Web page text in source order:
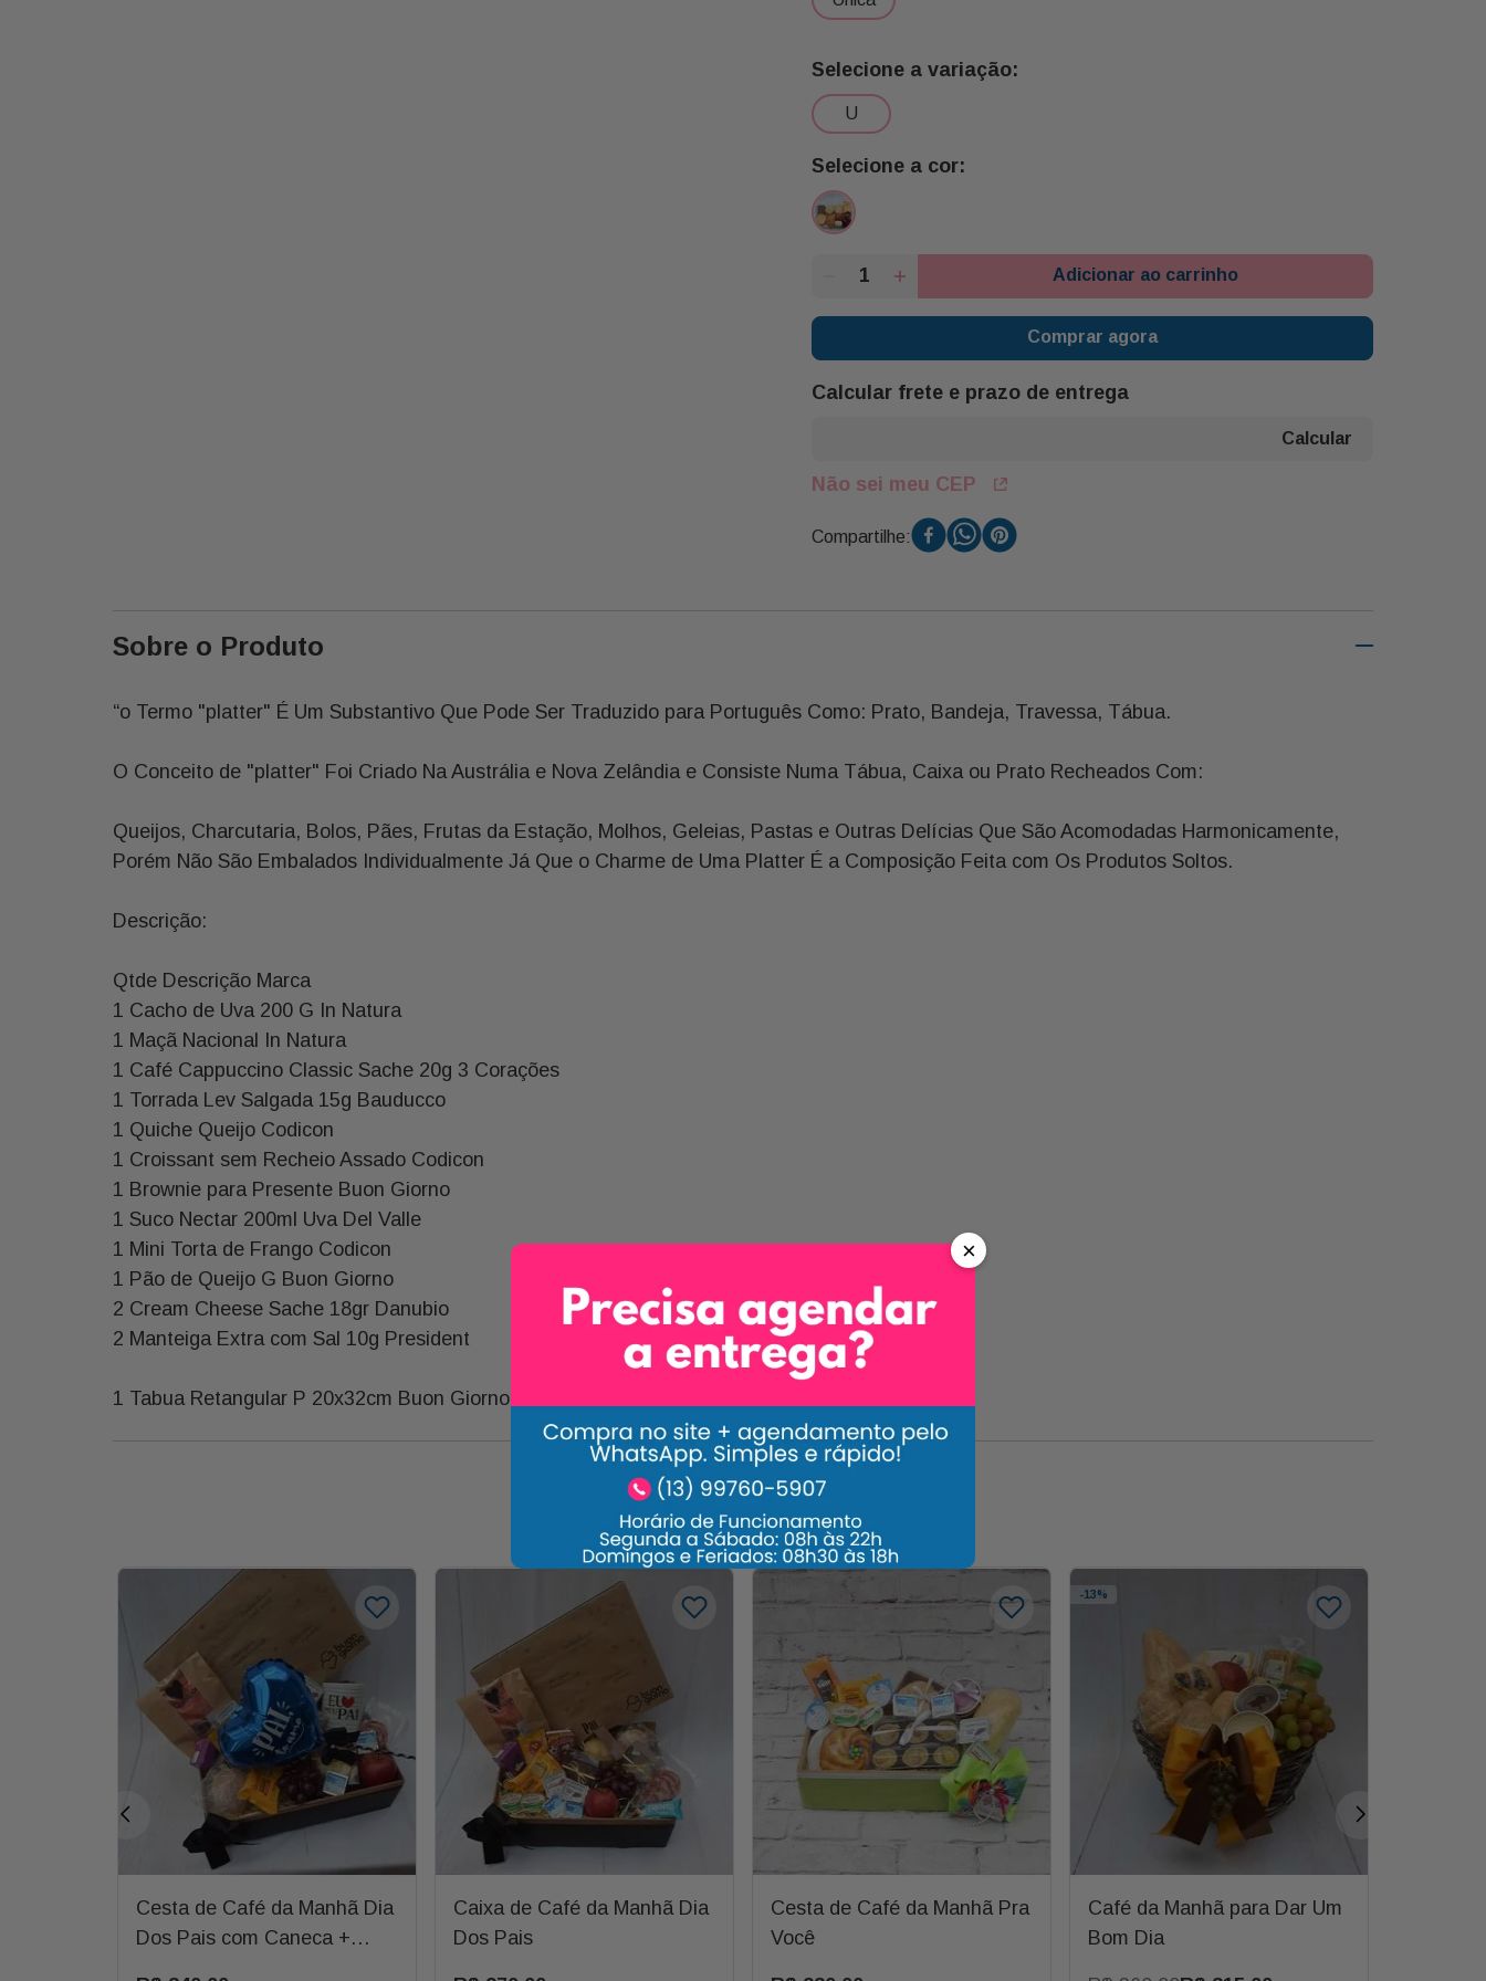
1 Croissant sem Recheio Assado Codicon
1 Suco Nectar 200ml Uva Del Valle
1 Mini Torta de Frango Codicon
1 Pão de Queijo G Buon Giorno
2 Manteiga Extra com Sal 10g President
u
Adicionar ao carrinho
Comprar agora
Calcular frete e prazo de entrega
Não sei meu CEP
Compartilhe:
Sobre o Produto
“o Termo "platter" É Um Substantivo Que Pode Ser Traduzido para Português Como: Prato, Bandeja, Travessa, Tábua.
O Conceito de "platter" Foi Criado Na Austrália e Nova Zelândia e Consiste Numa Tábua, Caixa ou Prato Recheados Com:
Queijos, Charcutaria, Bolos, Pães, Frutas da Estação, Molhos, Geleias, Pastas e Outras Delícias Que São Acomodadas Harmonicamente,
Porém Não São Embalados Individualmente Já Que o Charme de Uma Platter É a Composição Feita com Os Produtos Soltos.
Descrição:
Qtde Descrição Marca
1 Cacho de Uva 200 G In Natura
1 Maçã Nacional In Natura
1 Café Cappuccino Classic Sache 20g 3 Corações
1 Torrada Lev Salgada 15g Bauducco
1 Quiche Queijo Codicon
1 Croissant sem Recheio Assado Codicon
1 Brownie para Presente Buon Giorno
1 Suco Nectar 200ml Uva Del Valle
1 Mini Torta de Frango Codicon
1 Pão de Queijo G Buon Giorno
2 Cream Cheese Sache 18gr Danubio
2 Manteiga Extra com Sal 10g President
1 Tabua Retangular P 20x32cm Buon Giorno
Carrossel Descrição
Cesta de Café da Manhã Dia
Dos Pais com Caneca +
Caixa de Café da Manhã Dia
Dos Pais
Cesta de Café da Manhã Pra
Você
-13%
Café da Manhã para Dar Um
Bom Dia
×